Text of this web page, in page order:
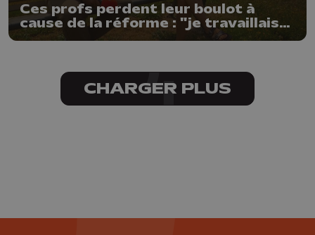
Ces profs perdent leur boulot à
cause de la réforme : "je travaillais
bien plus comme prof que comme
CHARGER PLUS